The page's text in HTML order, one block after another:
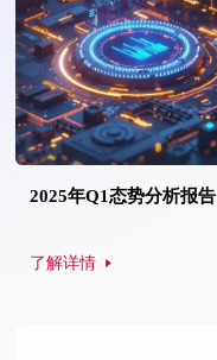
2025年Q1态势分析报告
了解详情